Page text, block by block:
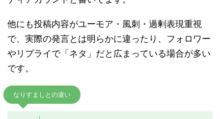
他にも投稿内容がユーモア・風刺・過剰表現重視
で、実際の発言とは明らかに違ったり、フォロワー
やリプライで「ネタ」だと広まっている場合が多い
です。
なりすましとの違い